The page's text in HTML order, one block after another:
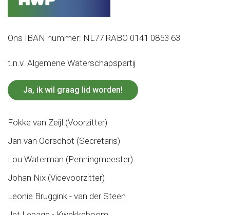
Ons IBAN nummer: NL77 RABO 0141 0853 63
t.n.v. Algemene Waterschapspartij
Ja, ik wil graag lid worden!
Fokke van Zeijl (Voorzitter)
Jan van Oorschot (Secretaris)
Lou Waterman (Penningmeester)
Johan Nix (Vicevoorzitter)
Leonie Bruggink - van der Steen